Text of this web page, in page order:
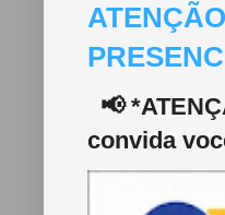
📢
convida